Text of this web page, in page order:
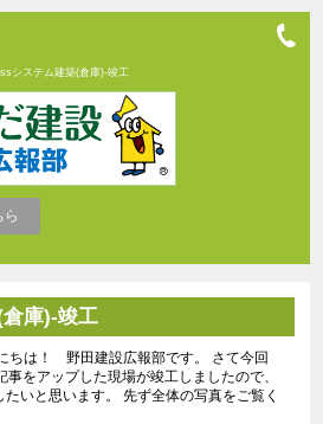
システム建築(倉庫)-竣工
ら
庫)-竣工
ちは！ 野田建設広報部です。 さて今回
をアップした現場が竣工しましたので、
いと思います。 先ず全体の写真をご覧く